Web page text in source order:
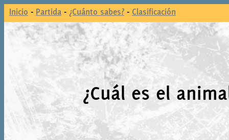
Inicio - Partida - ¿Cuánto sabes? - Clasificación
¿Cuál es el